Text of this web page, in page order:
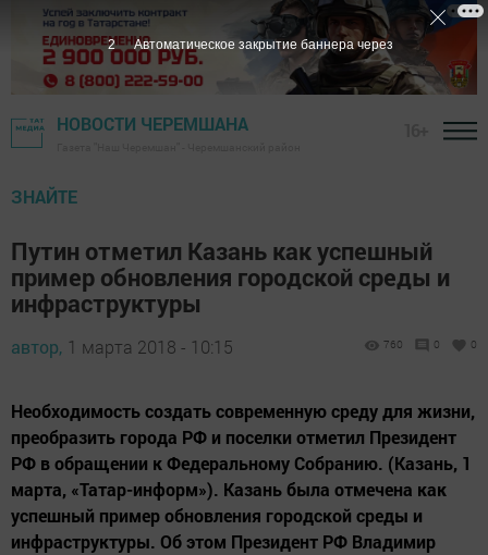
НОВОСТИ ЧЕРЕМШАНА
ЗНАЙТЕ
Путин отметил Казань как успешный
пример обновления городской среды и
инфраструктуры
автор, 1 марта 2018 - 10:15 760 0 0
Необходимость создать современную среду для жизни,
преобразить города РФ и поселки отметил Президент
РФ в обращении к Федеральному Собранию. (Казань, 1
марта, «Татар-информ»). Казань была отмечена как
успешный пример обновления городской среды и
инфраструктуры. Об этом Президент РФ Владимир
1 Автоматическое закрытие баннера через